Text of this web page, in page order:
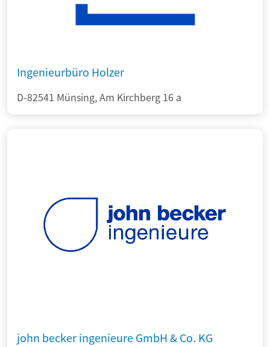
Ingenieurbüro Holzer
D-82541 Münsing, Am Kirchberg 16 a
john becker ingenieure GmbH & Co. KG